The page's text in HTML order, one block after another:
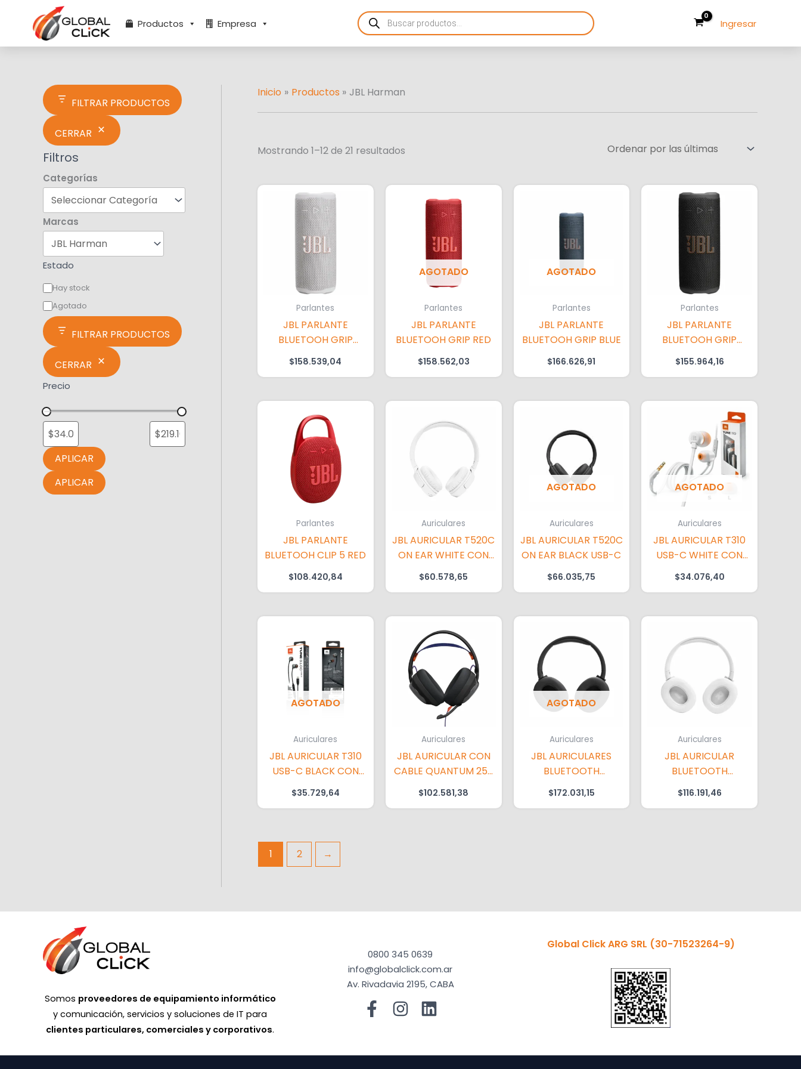
contenido
Productos Empresa
Products
search Ingresar
FILTRAR PRODUCTOS
CERRAR
Filtros
Categorías
Marcas
Estado
s
t
Hay stock
Agotado
FILTRAR PRODUCTOS
CERRAR
Precio
APLICAR
APLICAR
Inicio Productos JBL Harman
Mostrando 1–12 de 21 resultados
por
más
recientes
Parlantes
JBL PARLANTE
BLUETOOH GRIP
WHITE
$158.539,04
AGOTADO
Parlantes
JBL PARLANTE
BLUETOOH GRIP RED
$158.562,03
AGOTADO
Parlantes
JBL PARLANTE
BLUETOOH GRIP BLUE
$166.626,91
Parlantes
JBL PARLANTE
BLUETOOH GRIP
BLACK
$155.964,16
Parlantes
JBL PARLANTE
BLUETOOH CLIP 5 RED
$108.420,84
Auriculares
JBL AURICULAR T520C
ON EAR WHITE CON
CABLE USB-C
$60.578,65
AGOTADO
Auriculares
JBL AURICULAR T520C
ON EAR BLACK USB-C
$66.035,75
AGOTADO
Auriculares
JBL AURICULAR T310
USB-C WHITE CON
CABLE
$34.076,40
AGOTADO
Auriculares
JBL AURICULAR T310
USB-C BLACK CON
CABLE
$35.729,64
Auriculares
JBL AURICULAR CON
CABLE QUANTUM 250
BLACK
$102.581,38
AGOTADO
Auriculares
JBL AURICULARES
BLUETOOTH
TUNE770NC BLACK
$172.031,15
Auriculares
JBL AURICULAR
BLUETOOTH
TUNE720BT WHITE
$116.191,46
1 2 →
Somos proveedores de equipamiento informático
y comunicación, servicios y soluciones de IT para
clientes particulares, comerciales y corporativos.
0800 345 0639
info@globalclick.com.ar
Av. Rivadavia 2195, CABA
Global Click ARG SRL (30-71523264-9)